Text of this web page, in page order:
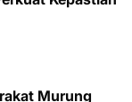
Murung